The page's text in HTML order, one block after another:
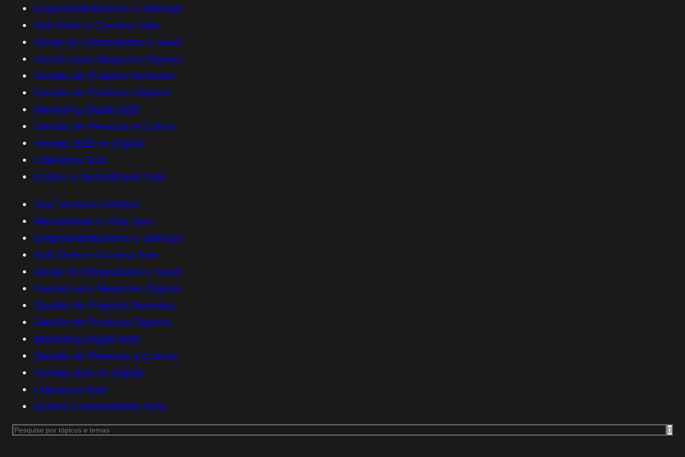
Empreendedorismo e Startups
Soft Skills e Carreira Solo
Ideias de Infoprodutos e SaaS
Gestão para Negócios Digitais
Gestão de Projetos Remotos
Gestão de Produtos Digitais
Marketing Digital B2B
Gestão de Pessoas e Cultura
Vendas B2B no Digital
Liderança Solo
Ensino e Aprendizado Solo
Seu Terceiro Cérebro
Mentalidade e Vida Solo
Empreendedorismo e Startups
Soft Skills e Carreira Solo
Ideias de Infoprodutos e SaaS
Gestão para Negócios Digitais
Gestão de Projetos Remotos
Gestão de Produtos Digitais
Marketing Digital B2B
Gestão de Pessoas e Cultura
Vendas B2B no Digital
Liderança Solo
Ensino e Aprendizado Solo